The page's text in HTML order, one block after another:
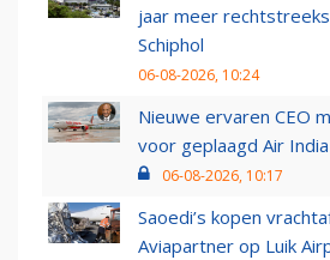
jaar meer
Schiphol
06-08-2026, 10:24
Nieuwe ervaren CEO
voor geplaagd Air India
06-08-2026, 10:17
Saoedi’s kopen
Aviapartner op Luik